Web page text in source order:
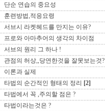
단순 연습의 중요성
훈련방법,적응요령
서브시 라켓헤드를 만지는 이유?
프로와 아마추어의 생각의 차이점
서브의 원리 그 하나 !
관점의 허상,,당연한것을 잘못보는것?
이론과 실제
타법의 순간적인 형태의 정리 [2]
타법에서 꼭 ,주의할 점은 ?
타법이라는것은 ?